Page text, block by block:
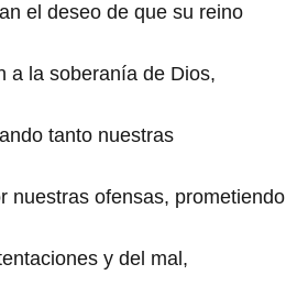
el deseo de que su reino
a la soberanía de Dios,
tanto nuestras
nuestras ofensas, prometiendo
y del mal,